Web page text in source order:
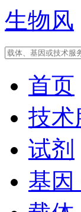
生物风
首页
技术
试剂
基因